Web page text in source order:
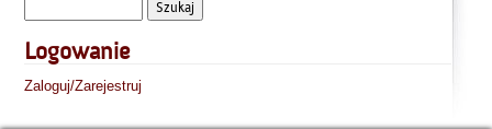
Logowanie
Zaloguj/Zarejestruj